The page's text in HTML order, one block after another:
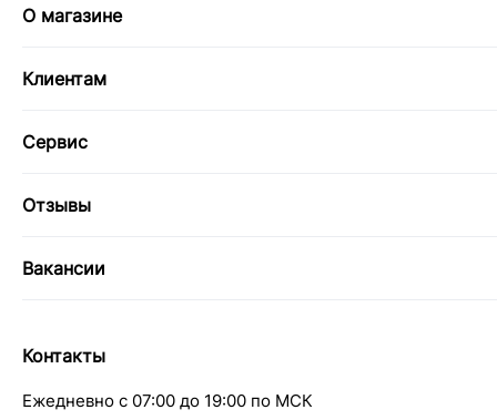
О магазине
Клиентам
Сервис
Отзывы
Вакансии
Контакты
Ежедневно с 07:00 до 19:00 по МСК